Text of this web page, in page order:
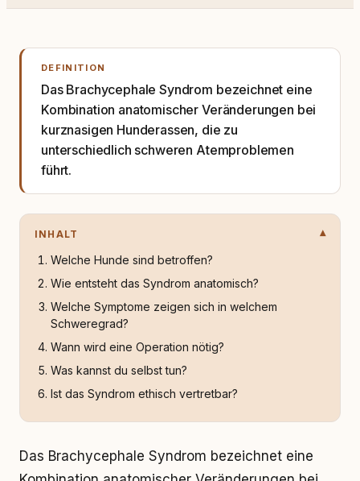
DEFINITION
Das Brachycephale Syndrom bezeichnet eine
Kombination anatomischer Veränderungen bei
kurznasigen Hunderassen, die zu
unterschiedlich schweren Atemproblemen
führt.
INHALT
Welche Hunde sind betroffen?
Wie entsteht das Syndrom anatomisch?
Welche Symptome zeigen sich in welchem
Schweregrad?
Wann wird eine Operation nötig?
Was kannst du selbst tun?
Ist das Syndrom ethisch vertretbar?
Das Brachycephale Syndrom bezeichnet eine